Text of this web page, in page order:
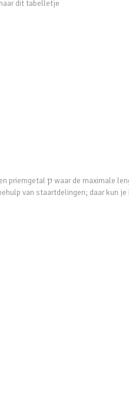
dit tabelletje
priemgetal p waar de maximale
van staartdelingen; daar kun je